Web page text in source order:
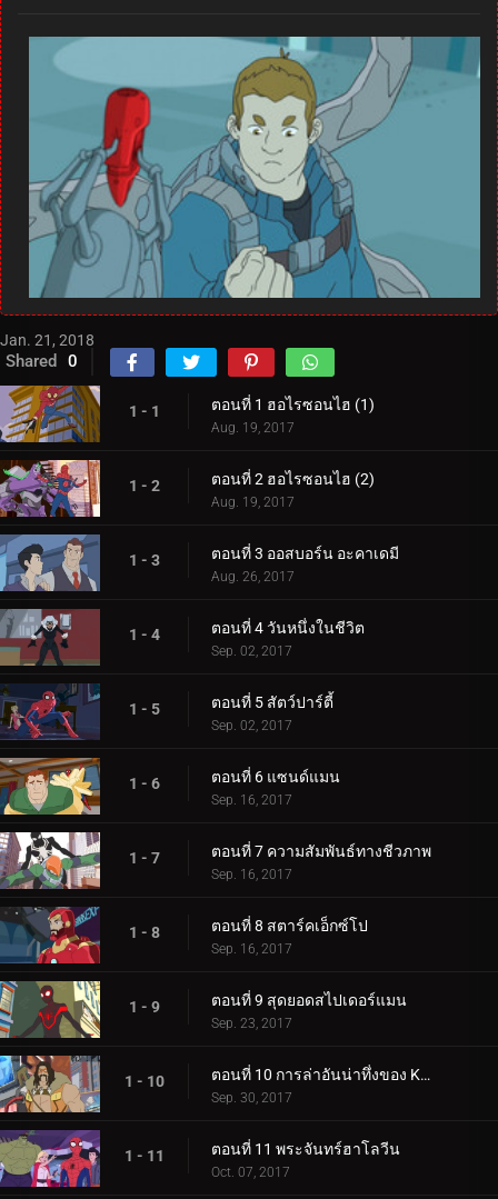
Jan. 21, 2018
Shared 0
1 - 1 ตอนที่ 1 ฮอไรซอนไฮ (1)
Aug. 19, 2017
1 - 2 ตอนที่ 2 ฮอไรซอนไฮ (2)
Aug. 19, 2017
1 - 3 ตอนที่ 3 ออสบอร์น อะคาเดมี
Aug. 26, 2017
1 - 4 ตอนที่ 4 วันหนึ่งในชีวิต
Sep. 02, 2017
1 - 5 ตอนที่ 5 สัตว์ปาร์ตี้
Sep. 02, 2017
1 - 6 ตอนที่ 6 แซนด์แมน
Sep. 16, 2017
1 - 7 ตอนที่ 7 ความสัมพันธ์ทางชีวภาพ
Sep. 16, 2017
1 - 8 ตอนที่ 8 สตาร์คเอ็กซ์โป
Sep. 16, 2017
1 - 9 ตอนที่ 9 สุดยอดสไปเดอร์แมน
Sep. 23, 2017
1 - 10 ตอนที่ 10 การล่าอันน่าทึ่งของ Kraven
Sep. 30, 2017
1 - 11 ตอนที่ 11 พระจันทร์ฮาโลวีน
Oct. 07, 2017